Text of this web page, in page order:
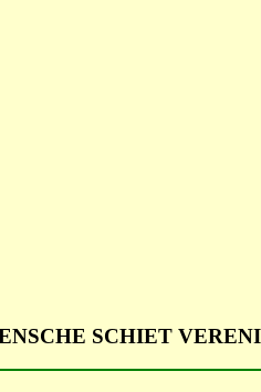
SCHIET